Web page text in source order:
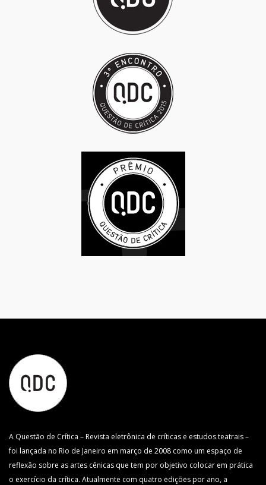
A Questão de Crítica – Revista eletrônica de críticas e estudos teatrais –
foi lançada no Rio de Janeiro em março de 2008 como um espaço de
reflexão sobre as artes cênicas que tem por objetivo colocar em prática
o exercício da crítica. Atualmente com quatro edições por ano, a